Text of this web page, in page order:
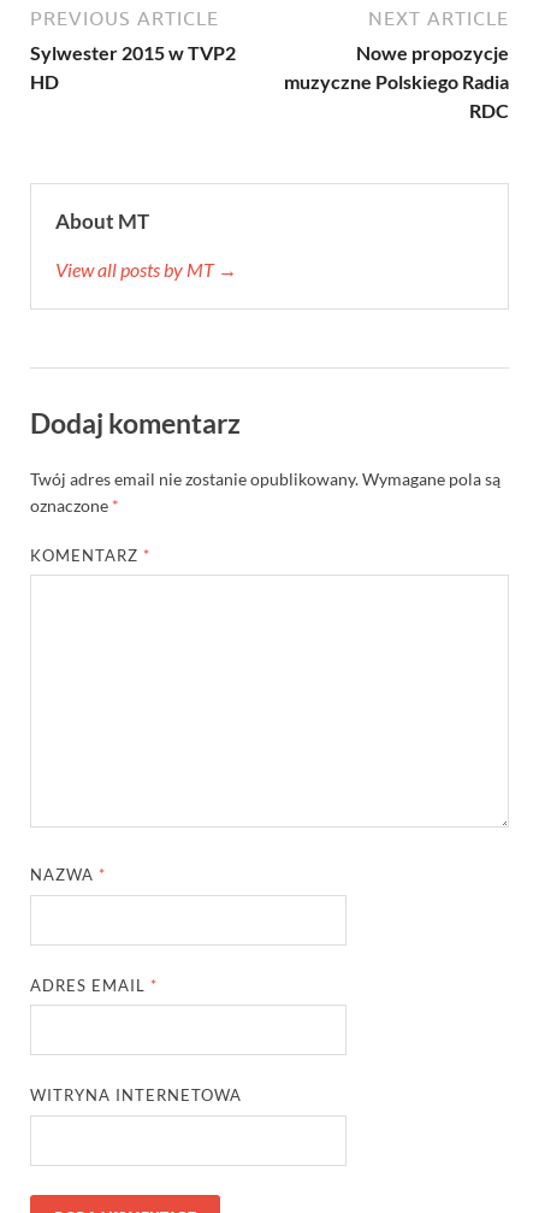
PREVIOUS ARTICLE
Sylwester 2015 w TVP2
HD
NEXT ARTICLE
Nowe propozycje
muzyczne Polskiego Radia
RDC
About MT
View all posts by MT →
Dodaj komentarz
Twój adres email nie zostanie opublikowany.Wymagane pola są
oznaczone *
KOMENTARZ *
NAZWA *
ADRES EMAIL *
WITRYNA INTERNETOWA